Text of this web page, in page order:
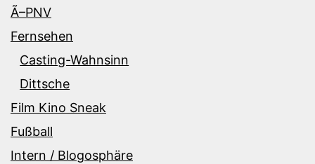
Ã–PNV
Fernsehen
Casting-Wahnsinn
Dittsche
Film Kino Sneak
Fußball
Intern / Blogosphäre